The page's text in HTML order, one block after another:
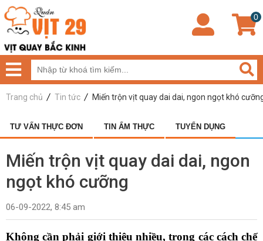
0
Trang chủ Tin tức Miến trộn vịt quay dai dai, ngon ngọt khó
TƯ VẤN THỰC ĐƠN TIN ẨM THỰC TUYỂN DỤNG
Miến trộn vịt quay dai dai, ngon
ngọt khó cưỡng
06-09-2022, 8:45 am
Không cần phải giới thiệu nhiều, trong các cách chế